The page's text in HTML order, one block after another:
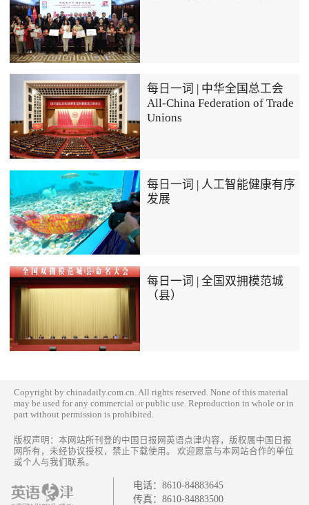
每日一词 | 中华全国总工会
All-China Federation of Trade
Unions
每日一词 | 人工智能健康有序
发展
每日一词 | 全国双拥模范城
（县）
Copyright by chinadaily.com.cn. All rights reserved. None of this material
may be used for any commercial or public use. Reproduction in whole or in
part without permission is prohibited.
版权声明：本网站所刊登的中国日报网英语点津内容，版权属中国日报
网所有，未经协议授权，禁止下载使用。 欢迎愿意与本网站合作的单位
或个人与我们联系。
电话： 8610-84883645
传真： 8610-84883500